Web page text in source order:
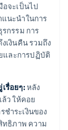
จะเป็นไป
แนะนำในการ
กรรม การ
เงินคืน รวมถึง
และการปฏิบัติ
รื่อยๆ:หลัง
ว ให้คอย
ำระเงินของ
ทธิภาพ ความ